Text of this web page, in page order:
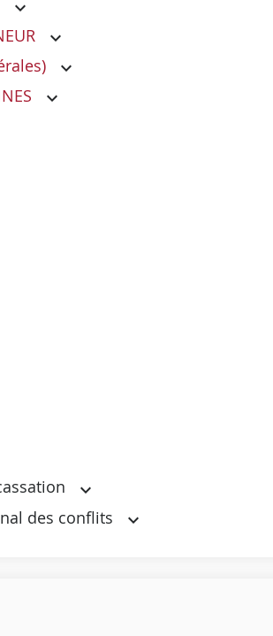
des conflits